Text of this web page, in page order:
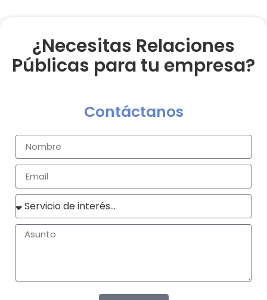
¿Necesitas Relaciones
Públicas para tu empresa?
Contáctanos